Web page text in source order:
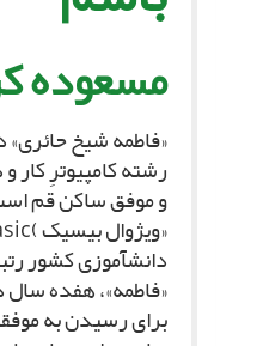
مسعوده
«فاطمه شیخ
رشته کامپیوترِ
و موفق ساکن قم
دانش‏آموزى کشور
«فاطمه»، هفده
براى رسیدن به